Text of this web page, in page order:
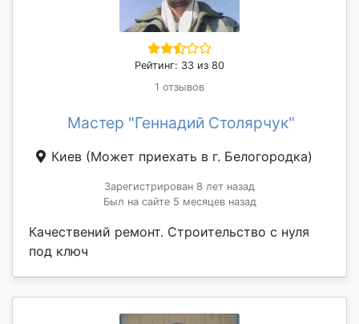
Рейтинг: 33 из 80
1 отзывов
Мастер "Геннадий Столярчук"
Киев (Может приехать в г. Белогородка)
Зарегистрирован 8 лет назад
Был на сайте 5 месяцев назад
Качествений ремонт. Строительство с нуля
под ключ